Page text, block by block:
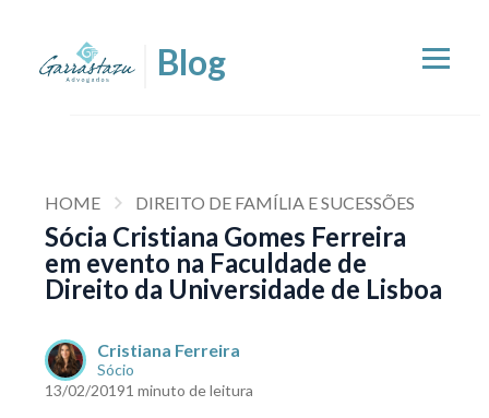
HOME DIREITO DE FAMÍLIA E SUCESSÕES
Sócia Cristiana Gomes Ferreira
em evento na Faculdade de
Direito da Universidade de Lisboa
Cristiana Ferreira
Sócio
13/02/20191 minuto de leitura